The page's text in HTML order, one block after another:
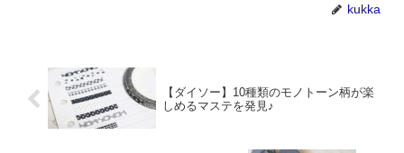
kukka
【ダイソー】10種類のモノトーン柄が楽
しめるマステを発見♪